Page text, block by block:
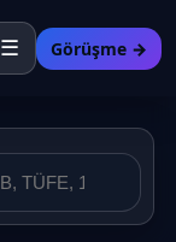
☰ Görüşme →